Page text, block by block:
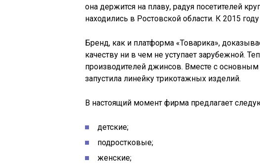
она держится на плаву, радуя посетителей
находились в Ростовской области. К 2015
Бренд, как и платформа «Товарика»,
качеству ни в чем не уступает зарубежной.
производителей джинсов. Вместе с
запустила линейку трикотажных изделий.
В настоящий момент фирма предлагает
детские;
подростковые;
женские;